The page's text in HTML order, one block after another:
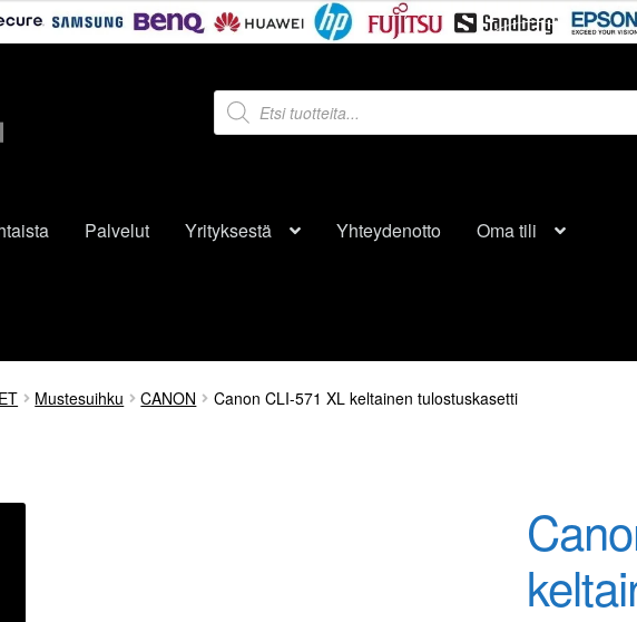
Products
search
Palvelut Yrityksestä Yhteydenotto Oma tili
Mustesuihku CANON Canon CLI-571 XL keltainen tulostuskasetti